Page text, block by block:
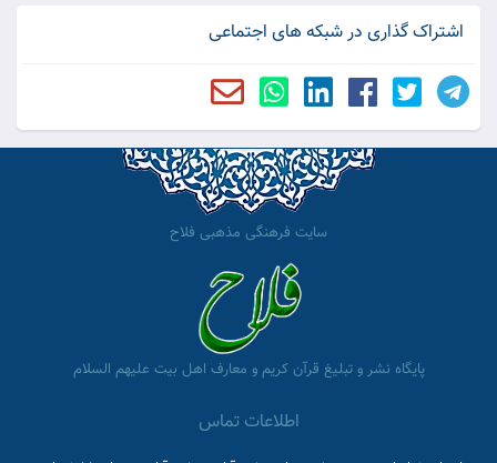
اشتراک گذاری در شبکه های اجتماعی
سایت فرهنگی مذهبی فلاح
پایگاه نشر و تبلیغ قرآن کریم و معارف اهل بیت علیهم السلام
اطلاعات تماس